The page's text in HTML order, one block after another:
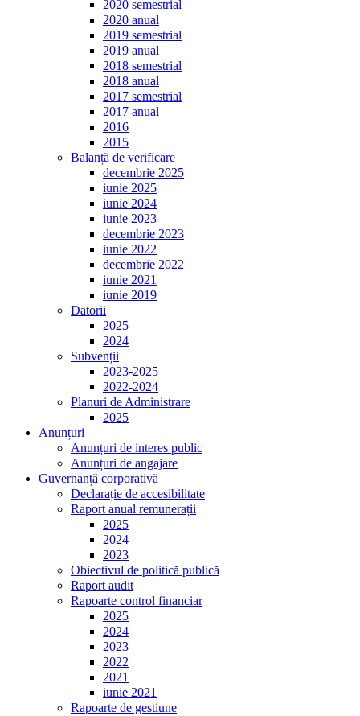
2020 semestrial
2020 anual
2019 semestrial
2019 anual
2018 semestrial
2018 anual
2017 semestrial
2017 anual
2016
2015
Balanță de verificare
decembrie 2025
iunie 2025
iunie 2024
iunie 2023
decembrie 2023
iunie 2022
decembrie 2022
iunie 2021
iunie 2019
Datorii
2025
2024
Subvenții
2023-2025
2022-2024
Planuri de Administrare
2025
Anunțuri
Anunțuri de interes public
Anunțuri de angajare
Guvernanță corporativă
Declarație de accesibilitate
Raport anual remunerații
2025
2024
2023
Obiectivul de politică publică
Raport audit
Rapoarte control financiar
2025
2024
2023
2022
2021
iunie 2021
Rapoarte de gestiune